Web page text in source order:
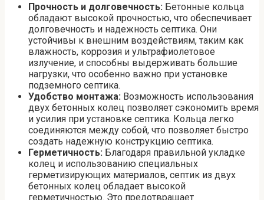
Прочность и долговечность: Бетонные кольца
обладают высокой прочностью, что обеспечивает
долговечность и надежность септика. Они
устойчивы к внешним воздействиям, таким как
влажность, коррозия и ультрафиолетовое
излучение, и способны выдерживать большие
нагрузки, что особенно важно при установке
подземного септика.
Удобство монтажа: Возможность использования
двух бетонных колец позволяет сэкономить время
и усилия при установке септика. Кольца легко
соединяются между собой, что позволяет быстро
создать надежную конструкцию септика.
Герметичность: Благодаря правильной укладке
колец и использованию специальных
герметизирующих материалов, септик из двух
бетонных колец обладает высокой
герметичностью. Это предотвращает